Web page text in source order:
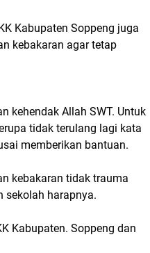
Kabupaten Soppeng juga
kebakaran agar tetap
kehendak Allah SWT. Untuk
tidak terulang lagi kata
memberikan bantuan.
kebakaran tidak trauma
sekolah harapnya.
Kabupaten. Soppeng dan